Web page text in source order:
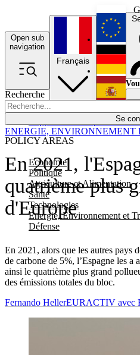
Open sub
navigation
Recherche
Se
POLICY AREAS
Economie
Politique
Agriculture et Alimentation
Santé
Technologies
Energie, Environnement et
Défense
Français
En 2021,
quatrième plus
d'Europe
En 2021, alors que les autres pays
de carbone de 5%, l’Espagne les a
ainsi le quatrième plus grand
des émissions totales du bloc.
ENERGIE, ENVIRONNEMENT
Fernando HellerEURACTIV avec